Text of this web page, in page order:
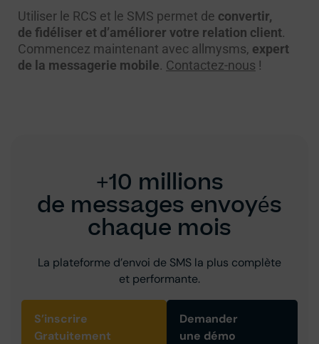
Utiliser le RCS et le SMS permet de convertir,
de fidéliser et d’améliorer votre relation client.
Commencez maintenant avec allmysms, expert
de la messagerie mobile. Contactez-nous !
+10 millions
de messages envoyés
chaque mois
La plateforme d’envoi de SMS la plus complète
et performante.
S’inscrire
Gratuitement
Demander
une démo